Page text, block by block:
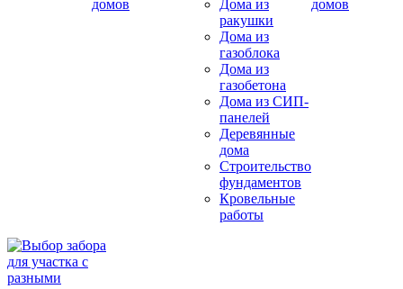
домов
Дома из
ракушки
Дома из
газоблока
Дома из
газобетона
Дома из СИП-
панелей
Деревянные
дома
Строительство
фундаментов
Кровельные
работы
домов